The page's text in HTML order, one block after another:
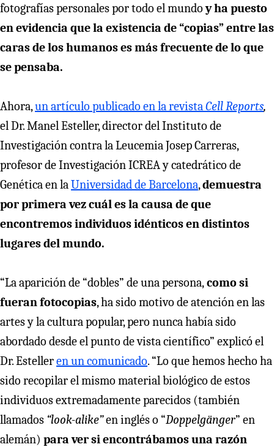
fotografías personales por todo el mundoy ha puesto
en evidencia que la existencia de “copias” entre las
caras de los humanos es más frecuente de lo que
se pensaba.
Ahora,un artículo publicado en la revistaCell Reports,
el Dr. Manel Esteller, director del Instituto de
Investigación contra la Leucemia Josep Carreras,
profesor de Investigación ICREA y catedrático de
Genética en laUniversidad de Barcelona,demuestra
por primera vez cuál es la causa de que
encontremos individuos idénticos en distintos
lugares del mundo.
“La aparición de “dobles” de una persona,como si
fueran fotocopias, ha sido motivo de atención en las
artes y la cultura popular, pero nunca había sido
abordado desde el punto de vista científico” explicó el
Dr. Estelleren un comunicado. “Lo que hemos hecho ha
sido recopilar el mismo material biológico de estos
individuos extremadamente parecidos (también
llamados “look-alike”en inglés o “Doppelgänger” en
alemán) para ver si encontrábamos una razón